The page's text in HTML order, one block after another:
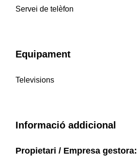
Servei de telèfon
Equipament
Televisions
Informació addicional
Propietari / Empresa gestora: